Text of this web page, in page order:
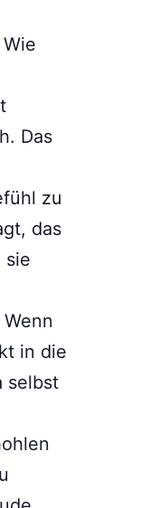
Das
zu
das
sie
in die
selbst